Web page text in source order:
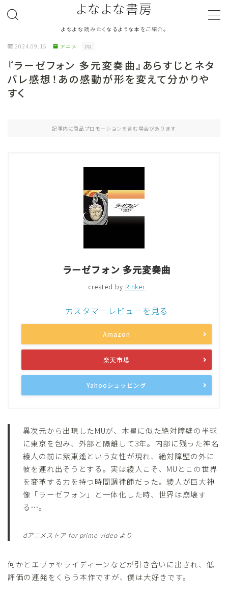
よなよな書房
よなよな読みたくなるような本をご紹介。
ジャンル Genre
作者別おすすめ Author
2024.09.15 アニメ PR
『ラーゼフォン 多元変奏曲』あらすじとネタ
バレ感想！あの感動が形を変えて分かりや
すく
記事内に商品プロモーションを含む場合があります
ラーゼフォン 多元変奏曲
created by Rinker
カスタマーレビューを見る
Amazon
楽天市場
Yahooショッピング
異次元から出現したMUが、木星に似た絶対障壁の半球
に東京を包み、外部と隔離して3年。内部に残った神名
綾人の前に紫東遙という女性が現れ、絶対障壁の外に
彼を連れ出そうとする。実は綾人こそ、MUとこの世界
を変革する力を持つ時間調律師だった。綾人が巨大神
像「ラーゼフォン」と一体化した時、世界は崩壊す
る…。
dアニメストア for prime video より
何かとエヴァやライディーンなどが引き合いに出され、低
評価の連発をくらう本作ですが、僕は大好きです。